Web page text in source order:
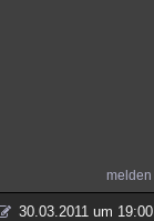
melden
30.03.2011 um 19:00